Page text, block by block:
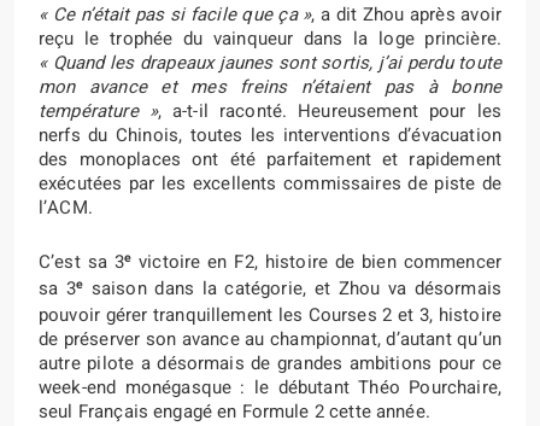
« Ce n’était pas si facile que ça », a dit Zhou après avoir
reçu le trophée du vainqueur dans la loge princière.
« Quand les drapeaux jaunes sont sortis, j’ai perdu toute
mon avance et mes freins n’étaient pas à bonne
température », a-t-il raconté. Heureusement pour les
nerfs du Chinois, toutes les interventions d’évacuation
des monoplaces ont été parfaitement et rapidement
exécutées par les excellents commissaires de piste de
l’ACM.
C’est sa 3e victoire en F2, histoire de bien commencer
sa 3e saison dans la catégorie, et Zhou va désormais
pouvoir gérer tranquillement les Courses 2 et 3, histoire
de préserver son avance au championnat, d’autant qu’un
autre pilote a désormais de grandes ambitions pour ce
week-end monégasque : le débutant Théo Pourchaire,
seul Français engagé en Formule 2 cette année.